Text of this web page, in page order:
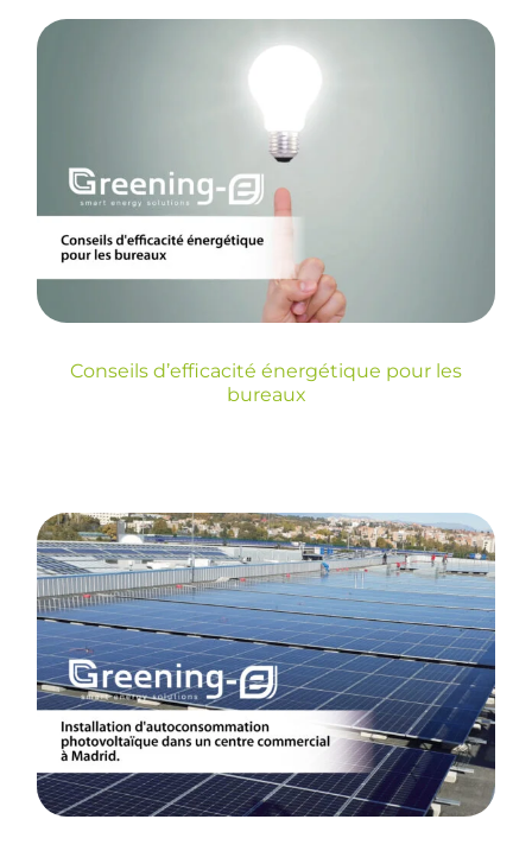
Conseils d’efficacité
énergétique pour les
bureaux
Sin categoría
Conseils d’efficacité énergétique pour les
bureaux
Installation
d’autoconsommation
photovoltaïque dans
un centre commercial
à Madrid.
Blog